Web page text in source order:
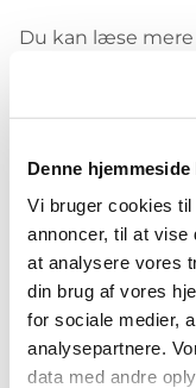
Denne
Vi bruger cookies
annoncer, til at vise
at analysere vores
din brug af vores
for sociale medier,
analysepartnere.
data med andre
Du kan læse
Fuldmagt